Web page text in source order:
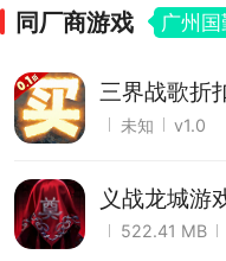
同厂商游戏 广州国
三界战歌折
未知 v1.0
义战龙城游
522.41 MB